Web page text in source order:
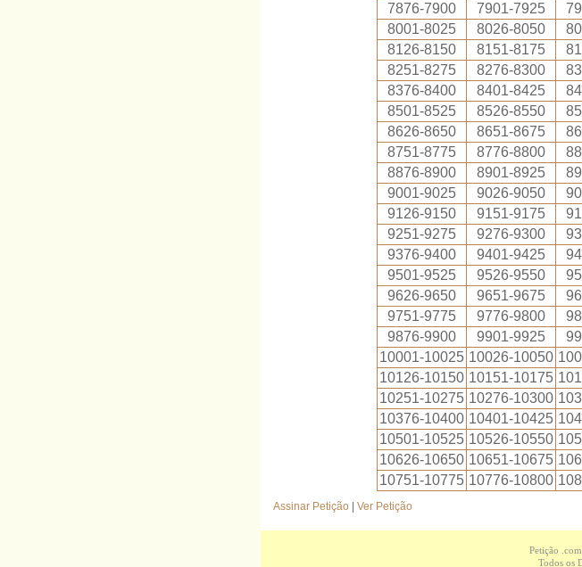
7876-7900
7901-7925
8001-8025
8026-8050
8126-8150
8151-8175
8251-8275
8276-8300
8376-8400
8401-8425
8501-8525
8526-8550
8626-8650
8651-8675
8751-8775
8776-8800
8876-8900
8901-8925
9001-9025
9026-9050
9126-9150
9151-9175
9251-9275
9276-9300
9376-9400
9401-9425
9501-9525
9526-9550
9626-9650
9651-9675
9751-9775
9776-9800
9876-9900
9901-9925
10001-10025 10026-10050
10126-10150 10151-10175
10251-10275 10276-10300
10376-10400 10401-10425
10501-10525 10526-10550
10626-10650 10651-10675
10751-10775 10776-10800
Assinar Petição Ver Petição
Petição
Todos os